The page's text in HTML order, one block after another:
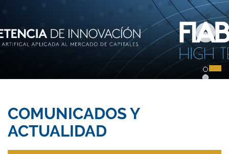
COMUNICADOS Y
ACTUALIDAD